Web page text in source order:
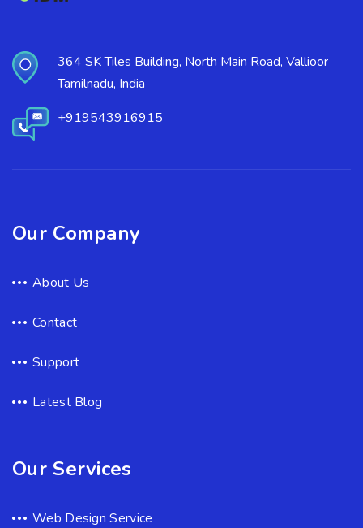
364 SK Tiles Building, North Main Road, Vallioor
Tamilnadu, India
+919543916915
Our Company
About Us
Contact
Support
Latest Blog
Our Services
Web Design Service